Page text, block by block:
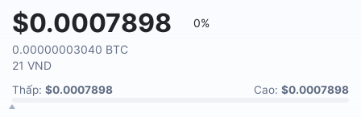
$0.0007898
0%
0.00000003040 BTC
21 VND
Thấp: $0.0007898 Cao: $0.0007898